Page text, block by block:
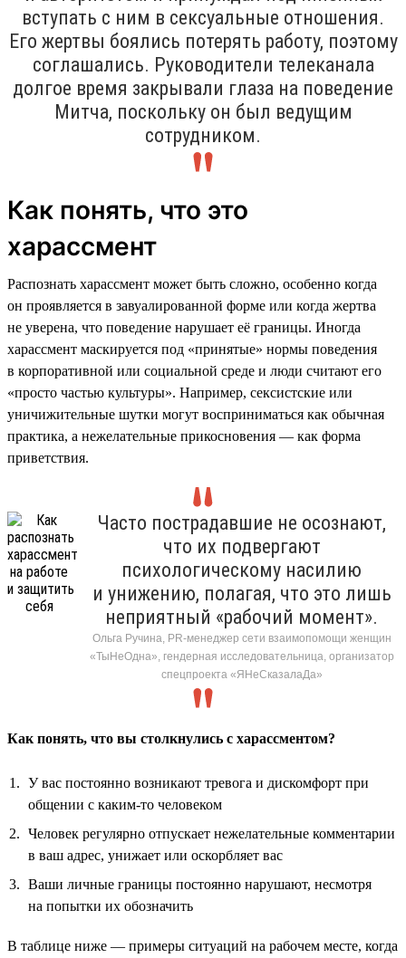
вступать с ним в сексуальные отношения.
Его жертвы боялись потерять работу, поэтому
соглашались. Руководители телеканала
долгое время закрывали глаза на поведение
Митча, поскольку он был ведущим
сотрудником.
Как понять, что это
харассмент
Распознать харассмент может быть сложно, особенно когда
он проявляется в завуалированной форме или когда жертва
не уверена, что поведение нарушает её границы. Иногда
харассмент маскируется под «принятые» нормы поведения
в корпоративной или социальной среде и люди считают его
«просто частью культуры». Например, сексистские или
уничижительные шутки могут восприниматься как обычная
практика, а нежелательные прикосновения — как форма
приветствия.
Часто пострадавшие не осознают,
что их подвергают
психологическому насилию
и унижению, полагая, что это лишь
неприятный «рабочий момент».
Ольга Ручина, PR-менеджер сети взаимопомощи женщин
«ТыНеОдна», гендерная исследовательница, организатор
спецпроекта «ЯНеСказалаДа»
Как понять, что вы столкнулись с харассментом?
У вас постоянно возникают тревога и дискомфорт при
общении с каким-то человеком
Человек регулярно отпускает нежелательные комментарии
в ваш адрес, унижает или оскорбляет вас
Ваши личные границы постоянно нарушают, несмотря
на попытки их обозначить
В таблице ниже — примеры ситуаций на рабочем месте, когда